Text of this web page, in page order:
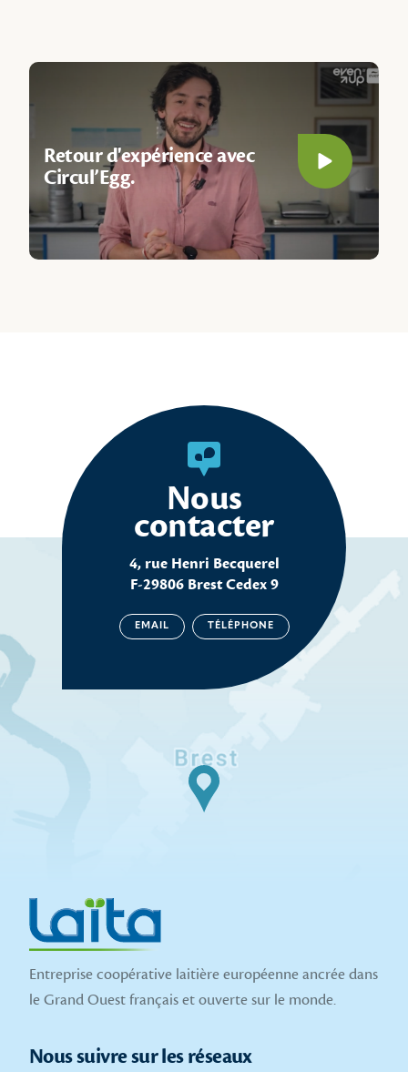
Retour d'expérience avec
Circul’Egg.
Play video
Nous
contacter
4, rue Henri Becquerel
F-29806 Brest Cedex 9
EMAIL TÉLÉPHONE
Entreprise coopérative laitière européenne ancrée dans
le Grand Ouest français et ouverte sur le monde.
Nous suivre sur les réseaux